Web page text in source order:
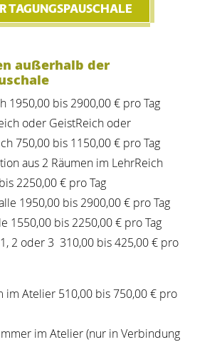
TAGUNGSPAUSCHALE
außerhalb der
1950,00 bis 2900,00 € pro Tag
oder GeistReich oder
750,00 bis 1150,00 € pro Tag
aus 2 Räumen im LehrReich
2250,00 € pro Tag
1950,00 bis 2900,00 € pro Tag
1550,00 bis 2250,00 € pro Tag
2 oder 3 310,00 bis 425,00 € pro
im Atelier 510,00 bis 750,00 € pro
im Atelier (nur in Verbindung